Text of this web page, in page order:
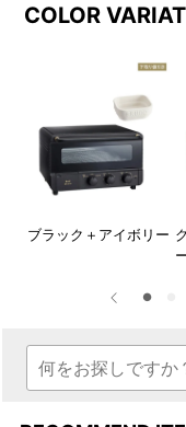
※ 下取りサービスをご
のご返品を承ることは
はできません。
※ 商品受け取り後（後
COLOR
ブラック＋アイボリー